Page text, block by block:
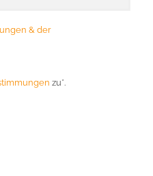
& der
zu*.